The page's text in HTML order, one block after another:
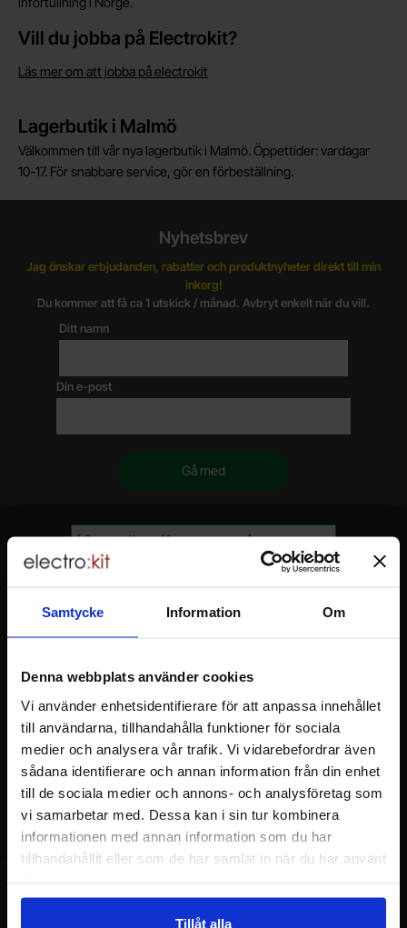
Samtycke Information Om
Denna webbplats använder cookies
Vi använder enhetsidentifierare för att anpassa innehållet
till användarna, tillhandahålla funktioner för sociala
medier och analysera vår trafik. Vi vidarebefordrar även
sådana identifierare och annan information från din enhet
till de sociala medier och annons- och analysföretag som
vi samarbetar med. Dessa kan i sin tur kombinera
informationen med annan information som du har
tillhandahållit eller som de har samlat in när du har använt
Tillåt alla
Vill du jobba på Electrokit?
Läs mer om att jobba på electrokit
Lagerbutik i Malmö
Välkommen till vår nya lagerbutik i Malmö. Öppettider: vardagar
10-17. För snabbare service, gör en förbeställning.
Nyhetsbrev
Jag önskar erbjudanden, rabatter och produktnyheter direkt till min
inkorg!
Du kommer att få ca 1 utskick / månad. Avbryt enkelt när du vill.
Ditt namn
Din e-post
Allmänt
Att handla hos oss
Kundtjänst
Tryggt och säkert